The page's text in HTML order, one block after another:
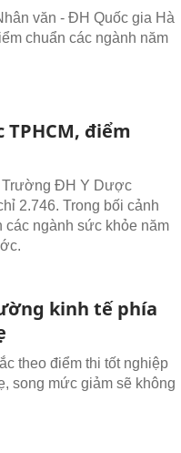
văn - ĐH Quốc gia Hà
chuẩn các ngành năm
điểm
Trường ĐH Y Dược
2.746. Trong bối cảnh
các ngành sức khỏe năm
kinh tế phía
theo điểm thi tốt nghiệp
song mức giảm sẽ không